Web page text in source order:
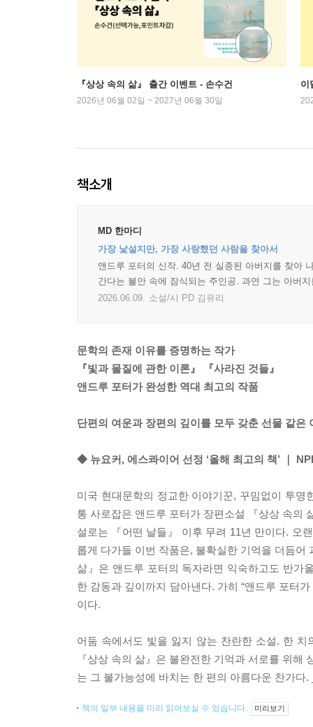
『상상 속의 삶』 출간 이벤트 - 손수건
2026년 06월 02일 ~ 2027년 06월 30일
이
책소개
MD 한마디
가장 낯설지만, 가장 사랑했던 사람을 찾아서
앤드루 포터의 신작. 40년 전 실종된 아버지를 찾아
간다는 불안 속에 잠식되는 주인공. 과연 그는 아버
2026.06.09. 소설/시 PD 김유리
문학의 존재 이유를 증명하는 작가
『빛과 물질에 관한 이론』 『사라진 것들』
앤드루 포터가 완성한 역대 최고의 작품
단편의 여운과 장편의 깊이를 모두 갖춘 선물 같은
◆ 뉴요커, 에스콰이어 선정 ‘올해 최고의 책’ ｜
미국 현대문학의 정교한 이야기꾼, 꾸밈없이 투
통 사로잡은 앤드루 포터가 장편소설 『상상 속의
설로는 『어떤 날들』 이후 무려 11년 만이다. 오
롭게 다가들 이번 작품은, 불확실한 기억을 더듬
삶』은 앤드루 포터의 독자라면 익숙하고도 반가
한 감동과 깊이까지 담아낸다. 가히 “앤드루 포터
이다.
어둠 속에서도 빛을 잃지 않는 찬란한 소설. 한
『상상 속의 삶』은 불완전한 기억과 서로를 위
는 그 불가능성에 바치는 한 편의 아름다운 찬가다
책의 일부 내용을 미리 읽어보실 수 있습니다. 미리보기